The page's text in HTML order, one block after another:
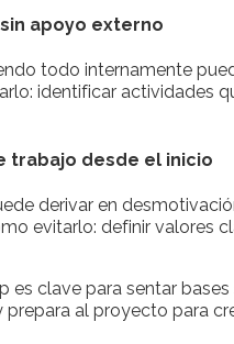
apoyo externo
todo internamente
identificar actividades
trabajo desde el inicio
derivar en
evitarlo: definir valores
es clave para sentar
prepara al proyecto para